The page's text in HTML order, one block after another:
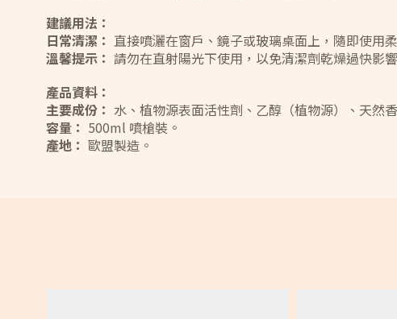
建議用法：
日常清潔： 直接噴灑在窗戶、鏡子或玻璃桌面上，隨即使用
溫馨提示： 請勿在直射陽光下使用，以免清潔劑乾燥過快影
產品資料：
主要成份： 水、植物源表面活性劑、乙醇（植物源）、天然
容量： 500ml 噴槍裝。
產地： 歐盟製造。